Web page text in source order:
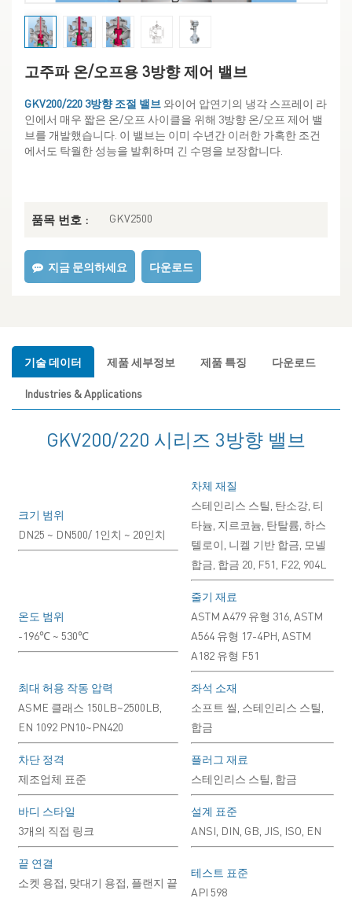
고주파 온/오프용 3방향 제어 밸브
GKV200/220 3방향 조절 밸브 와이어 압연기의 냉각 스프레이 라
인에서 매우 짧은 온/오프 사이클을 위해 3방향 온/오프 제어 밸
브를 개발했습니다. 이 밸브는 이미 수년간 이러한 가혹한 조건
에서도 탁월한 성능을 발휘하며 긴 수명을 보장합니다.
품목 번호 : GKV2500
지금 문의하세요 다운로드
기술 데이터 제품 세부정보 제품 특징 다운로드
Industries & Applications
GKV200/220 시리즈 3방향 밸브
크기 범위
DN25 ~ DN500/ 1인치 ~ 20인치
차체 재질
스테인리스 스틸, 탄소강, 티
타늄, 지르코늄, 탄탈륨, 하스
텔로이, 니켈 기반 합금, 모넬
합금, 합금 20, F51, F22, 904L
온도 범위
-196℃ ~ 530℃
줄기 재료
ASTM A479 유형 316, ASTM
A564 유형 17-4PH, ASTM
A182 유형 F51
최대 허용 작동 압력
ASME 클래스 150LB~2500LB,
EN 1092 PN10~PN420
좌석 소재
소프트 씰, 스테인리스 스틸,
합금
차단 정격
제조업체 표준
플러그 재료
스테인리스 스틸, 합금
바디 스타일
3개의 직접 링크
설계 표준
ANSI, DIN, GB, JIS, ISO, EN
끝 연결
소켓 용접, 맞대기 용접, 플랜지 끝
테스트 표준
API 598